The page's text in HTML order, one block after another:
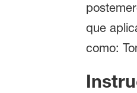
que
como: